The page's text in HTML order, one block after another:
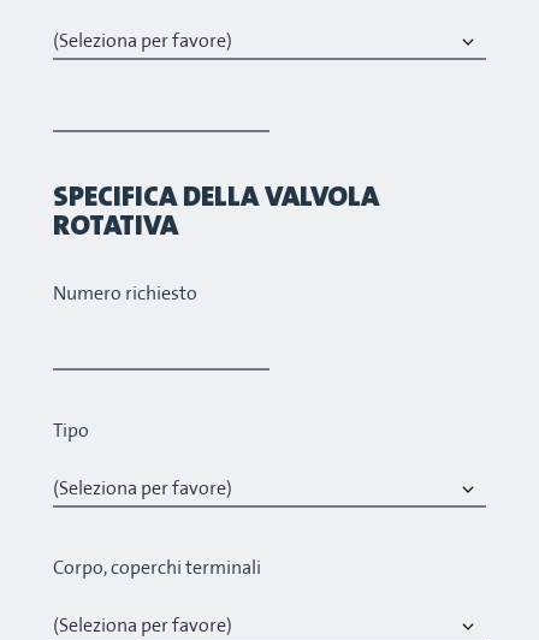
SPECIFICA DELLA VALVOLA
ROTATIVA
Numero richiesto
Tipo
Corpo, coperchi terminali